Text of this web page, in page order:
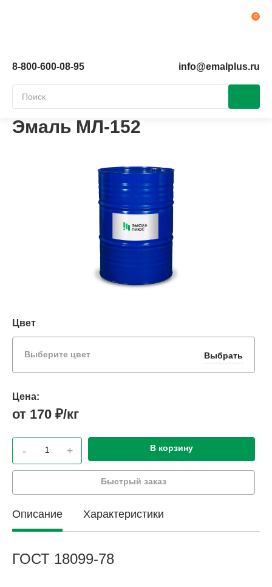
8-800-600-08-95 info@emalplus.ru
Эмаль МЛ-152
Цвет
Выберите цвет Выбрать
Цена:
от 170 ₽/кг
- + В корзину
Быстрый заказ
Описание Характеристики
ГОСТ 18099-78